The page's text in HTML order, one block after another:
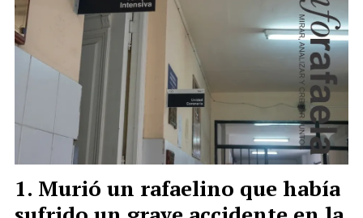
Murió un rafaelino que había